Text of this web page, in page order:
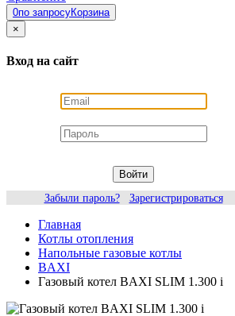
0по запросуКорзина
×
Вход на сайт
Войти
Забыли пароль?
Зарегистрироваться
Главная
Котлы отопления
Напольные газовые котлы
BAXI
Газовый котел BAXI SLIM 1.300 i